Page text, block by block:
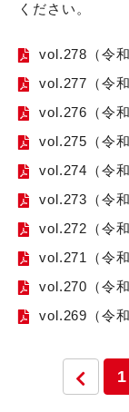
ください。
vol.278（令
vol.277（令
vol.276（令
vol.275（令
vol.274（令
vol.273（令
vol.272（令
vol.271（令
vol.270（令
vol.269（令
1